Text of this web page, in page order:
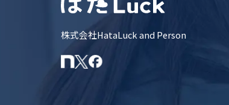
株式会社HataLuck and Person